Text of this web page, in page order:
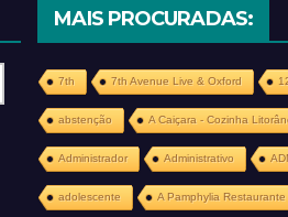
MAIS PROCURADAS:
7th 7th Avenue Live & Oxford
abstenção A Caiçara - Cozinha
Administrador Administrativo
adolescente A Pamphylia